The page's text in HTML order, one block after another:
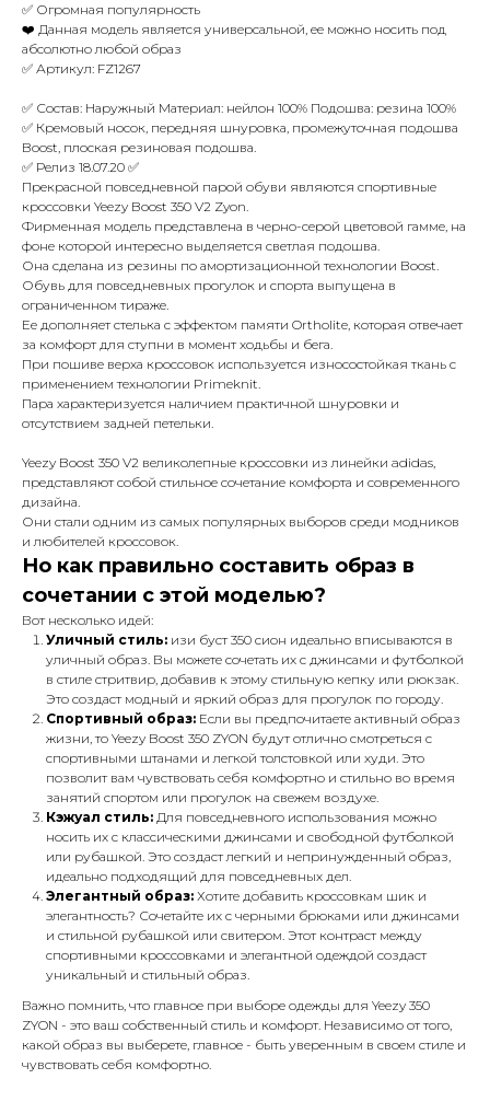
✅ Огромная популярность
❤️ Данная модель является универсальной, ее можно носить под
абсолютно любой образ
✅ Артикул: FZ1267
✅ Состав: Наружный Материал: нейлон 100% Подошва: резина 100%
✅ Кремовый носок, передняя шнуровка, промежуточная подошва
Boost, плоская резиновая подошва.
✅ Релиз 18.07.20 ✅
Прекрасной повседневной парой обуви являются спортивные
кроссовки Yeezy Boost 350 V2 Zyon.
Фирменная модель представлена в черно-серой цветовой гамме, на
фоне которой интересно выделяется светлая подошва.
Она сделана из резины по амортизационной технологии Boost.
Обувь для повседневных прогулок и спорта выпущена в
ограниченном тираже.
Ее дополняет стелька с эффектом памяти Ortholite, которая отвечает
за комфорт для ступни в момент ходьбы и бега.
При пошиве верха кроссовок используется износостойкая ткань с
применением технологии Primeknit.
Пара характеризуется наличием практичной шнуровки и
отсутствием задней петельки.
Yeezy Boost 350 V2 великолепные кроссовки из линейки adidas,
представляют собой стильное сочетание комфорта и современного
дизайна.
Они стали одним из самых популярных выборов среди модников
и любителей кроссовок.
Но как правильно составить образ в
сочетании с этой моделью?
Вот несколько идей:
Уличный стиль: изи буст 350 сион идеально вписываются в
уличный образ. Вы можете сочетать их с джинсами и футболкой
в стиле стритвир, добавив к этому стильную кепку или рюкзак.
Это создаст модный и яркий образ для прогулок по городу.
Спортивный образ: Если вы предпочитаете активный образ
жизни, то Yeezy Boost 350 ZYON будут отлично смотреться с
спортивными штанами и легкой толстовкой или худи. Это
позволит вам чувствовать себя комфортно и стильно во время
занятий спортом или прогулок на свежем воздухе.
Кэжуал стиль: Для повседневного использования можно
носить их с классическими джинсами и свободной футболкой
или рубашкой. Это создаст легкий и непринужденный образ,
идеально подходящий для повседневных дел.
Элегантный образ: Хотите добавить кроссовкам шик и
элегантность? Сочетайте их с черными брюками или джинсами
и стильной рубашкой или свитером. Этот контраст между
спортивными кроссовками и элегантной одеждой создаст
уникальный и стильный образ.
Важно помнить, что главное при выборе одежды для Yeezy 350
ZYON - это ваш собственный стиль и комфорт. Независимо от того,
какой образ вы выберете, главное - быть уверенным в своем стиле и
чувствовать себя комфортно.